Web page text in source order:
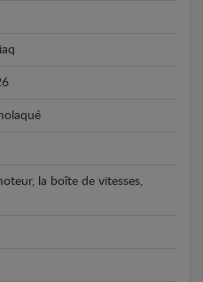
la boîte de vitesses,